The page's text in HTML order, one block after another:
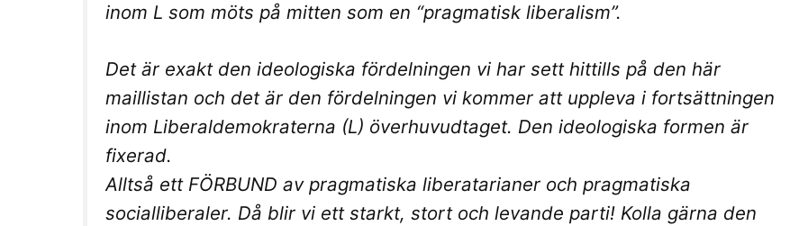
inom L som möts på mitten som en “pragmatisk liberalism”.
Det är exakt den ideologiska fördelningen vi har sett hittills på den här
maillistan och det är den fördelningen vi kommer att uppleva i fortsättningen
inom Liberaldemokraterna (L) överhuvudtaget. Den ideologiska formen är
fixerad.
Alltså ett FÖRBUND av pragmatiska liberatarianer och pragmatiska
socialliberaler. Då blir vi ett starkt, stort och levande parti! Kolla gärna den